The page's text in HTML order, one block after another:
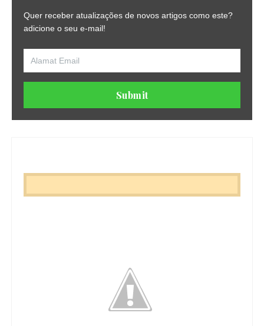
Quer receber atualizações de novos artigos como este?
adicione o seu e-mail!